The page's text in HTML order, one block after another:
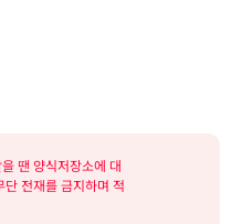
땐 양식저장소에 대
전재를 금지하며 적